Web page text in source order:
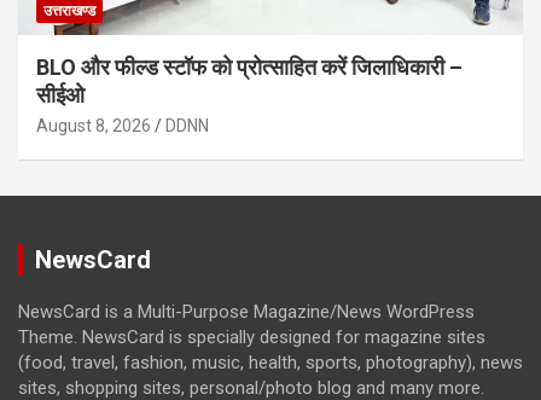
उत्तराखण्ड
BLO और फील्ड स्टॉफ को प्रोत्साहित करें जिलाधिकारी –
सीईओ
August 8, 2026 DDNN
NewsCard
NewsCard is a Multi-Purpose Magazine/News WordPress
Theme. NewsCard is specially designed for magazine sites
(food, travel, fashion, music, health, sports, photography), news
sites, shopping sites, personal/photo blog and many more.